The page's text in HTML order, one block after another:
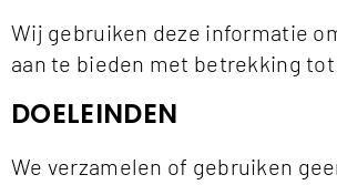
Wij gebruiken deze informatie
aan te bieden met betrekking
DOELEINDEN
We verzamelen of gebruiken